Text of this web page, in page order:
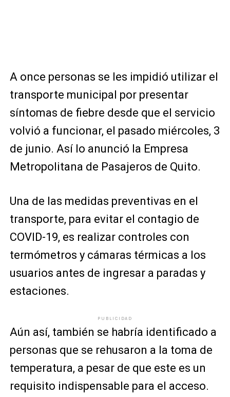
A once personas se les impidió utilizar el
transporte municipal por presentar
síntomas de fiebre desde que el servicio
volvió a funcionar, el pasado miércoles, 3
de junio. Así lo anunció la Empresa
Metropolitana de Pasajeros de Quito.
Una de las medidas preventivas en el
transporte, para evitar el contagio de
COVID-19, es realizar controles con
termómetros y cámaras térmicas a los
usuarios antes de ingresar a paradas y
estaciones.
PUBLICIDAD
Aún así, también se habría identificado a
personas que se rehusaron a la toma de
temperatura, a pesar de que este es un
requisito indispensable para el acceso.